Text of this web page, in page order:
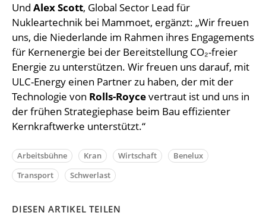
Und Alex Scott, Global Sector Lead für
Nukleartechnik bei Mammoet, ergänzt: „Wir freuen
uns, die Niederlande im Rahmen ihres Engagements
für Kernenergie bei der Bereitstellung CO₂-freier
Energie zu unterstützen. Wir freuen uns darauf, mit
ULC-Energy einen Partner zu haben, der mit der
Technologie von Rolls-Roycevertraut ist und uns in
der frühen Strategiephase beim Bau effizienter
Kernkraftwerke unterstützt.“
Arbeitsbühne Kran Wirtschaft
Benelux
Transport
Schwerlast
DIESEN ARTIKEL TEILEN